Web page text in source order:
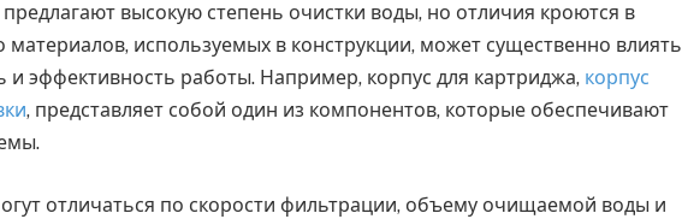
высокую степень очистки воды, но отличия кроются в
материалов, используемых в конструкции, может существенно влиять
и эффективность работы. Например, корпус для картриджа, корпус
, представляет собой один из компонентов, которые обеспечивают
отличаться по скорости фильтрации, объему очищаемой воды и